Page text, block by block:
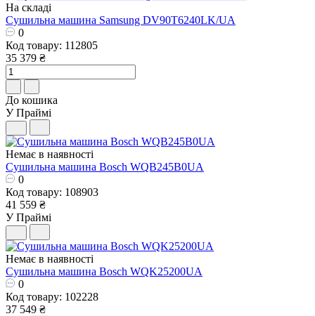
На складі
Сушильна машина Samsung DV90T6240LK/UA
0
Код товару: 112805
35 379 ₴
До кошика
У Праймі
Немає в наявності
Сушильна машина Bosch WQB245B0UA
0
Код товару: 108903
41 559 ₴
У Праймі
Немає в наявності
Сушильна машина Bosch WQK25200UA
0
Код товару: 102228
37 549 ₴